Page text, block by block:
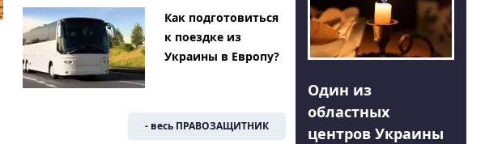
Как подготовиться
к поездке из
Украины в Европу?
- весь ПРАВОЗАЩИТНИК
Один из
областных
центров Украины